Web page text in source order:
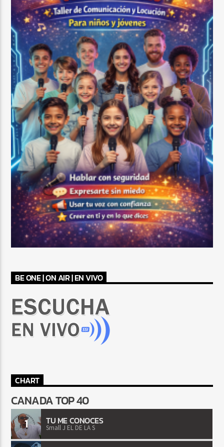
BE ONE | ON AIR | EN VIVO
CHART
CANADA TOP 40
1 TU ME CONOCES
Small J EL DE LA S